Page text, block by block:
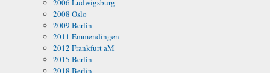
2006 Ludwigsburg
2008 Oslo
2009 Berlin
2011 Emmendingen
2012 Frankfurt aM
2015 Berlin
2018 Berlin